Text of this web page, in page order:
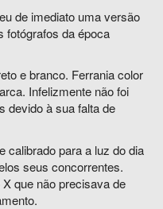
de imediato uma versão
fotógrafos da época
e branco. Ferrania color
Infelizmente não foi
devido à sua falta de
calibrado para a luz do dia
seus concorrentes.
que não precisava de